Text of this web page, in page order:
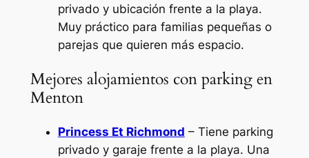
privado y ubicación frente a la playa.
Muy práctico para familias pequeñas o
parejas que quieren más espacio.
Mejores alojamientos con parking en
Menton
Princess Et Richmond – Tiene parking
privado y garaje frente a la playa. Una